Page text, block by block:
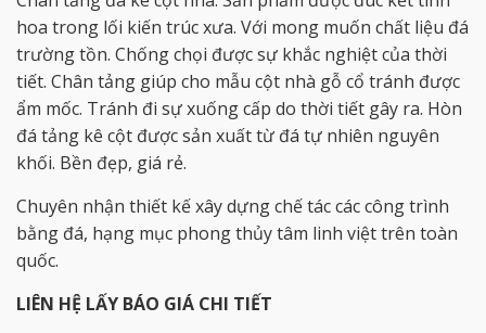
hoa trong lối kiến trúc xưa. Với mong muốn chất liệu đá
trường tồn. Chống chọi được sự khắc nghiệt của thời
tiết. Chân tảng giúp cho mẫu cột nhà gỗ cổ tránh được
ẩm mốc. Tránh đi sự xuống cấp do thời tiết gây ra. Hòn
đá tảng kê cột được sản xuất từ đá tự nhiên nguyên
khối. Bền đẹp, giá rẻ.
Chuyên nhận thiết kế xây dựng chế tác các công trình
bằng đá, hạng mục phong thủy tâm linh việt trên toàn
quốc.
LIÊN HỆ LẤY BÁO GIÁ CHI TIẾT